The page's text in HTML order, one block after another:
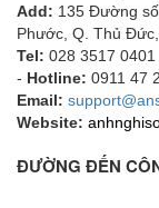
Add: 135 Đường
Phước, Q. Thủ Đức,
Tel: 028 3517
- Hotline: 0911 47
Email:
Website:
ĐƯỜNG ĐẾN